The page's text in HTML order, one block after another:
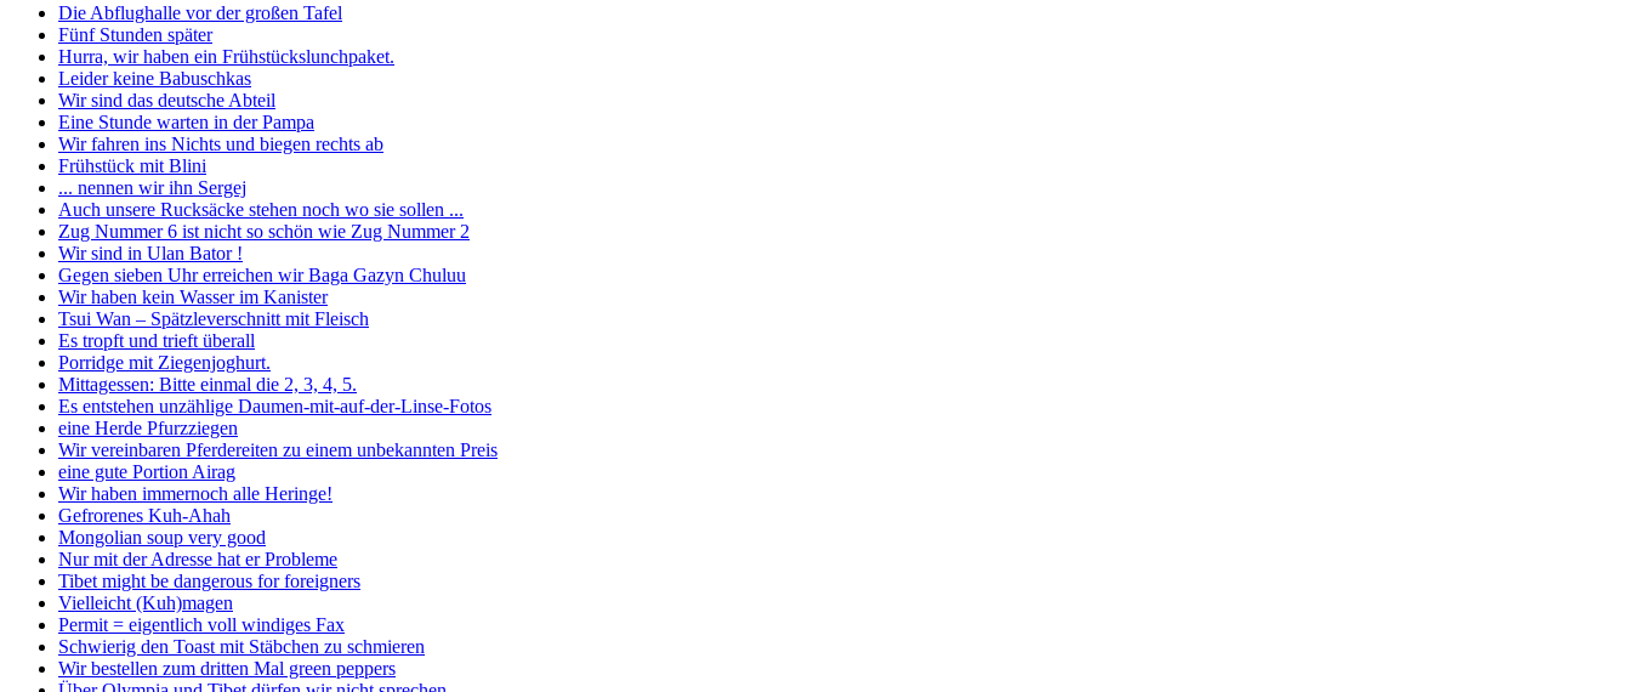
Die Abflughalle vor der großen Tafel
Fünf Stunden später
Hurra, wir haben ein Frühstückslunchpaket.
Leider keine Babuschkas
Wir sind das deutsche Abteil
Eine Stunde warten in der Pampa
Wir fahren ins Nichts und biegen rechts ab
Frühstück mit Blini
... nennen wir ihn Sergej
Auch unsere Rucksäcke stehen noch wo sie sollen ...
Zug Nummer 6 ist nicht so schön wie Zug Nummer 2
Wir sind in Ulan Bator !
Gegen sieben Uhr erreichen wir Baga Gazyn Chuluu
Wir haben kein Wasser im Kanister
Tsui Wan – Spätzleverschnitt mit Fleisch
Es tropft und trieft überall
Porridge mit Ziegenjoghurt.
Mittagessen: Bitte einmal die 2, 3, 4, 5.
Es entstehen unzählige Daumen-mit-auf-der-Linse-Fotos
eine Herde Pfurzziegen
Wir vereinbaren Pferdereiten zu einem unbekannten Preis
eine gute Portion Airag
Wir haben immernoch alle Heringe!
Gefrorenes Kuh-Ahah
Mongolian soup very good
Nur mit der Adresse hat er Probleme
Tibet might be dangerous for foreigners
Vielleicht (Kuh)magen
Permit = eigentlich voll windiges Fax
Schwierig den Toast mit Stäbchen zu schmieren
Wir bestellen zum dritten Mal green peppers